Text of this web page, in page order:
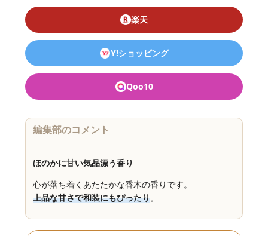
楽天
Y!ショッピング
Qoo10
編集部のコメント
ほのかに甘い気品漂う香り
心が落ち着くあたたかな香木の香りです。
上品な甘さで和装にもぴったり。